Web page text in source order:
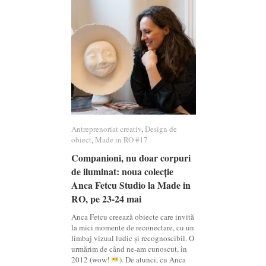
Antreprenoriat creativ,Design de
obiect,Made in RO #17
Companioni, nu doar corpuri
de iluminat: noua colecție
Anca Fetcu Studio la Made in
RO, pe 23-24 mai
Anca Fetcu creează obiecte care invită
la mici momente de reconectare, cu un
limbaj vizual ludic și recognoscibil. O
urmărim de când ne-am cunoscut, în
2012 (wow!
). De atunci, cu Anca
Antreprenoriat creativ Design de
obiect Made in RO #17
Companioni, nu doar corpuri
de iluminat: noua colecție
Anca Fetcu Studio la Made in
RO, pe 23-24 mai